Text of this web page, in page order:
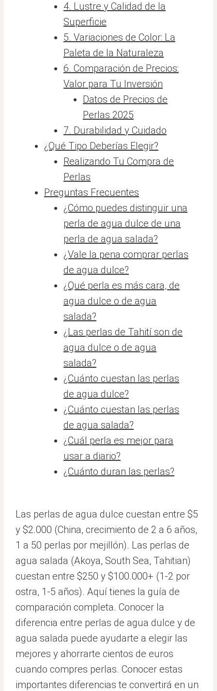
4. Lustre y Calidad de la
Superficie
5. Variaciones de Color: La
Paleta de la Naturaleza
6. Comparación de Precios:
Valor para Tu Inversión
Datos de Precios de
Perlas 2025
7. Durabilidad y Cuidado
¿Qué Tipo Deberías Elegir?
Realizando Tu Compra de
Perlas
Preguntas Frecuentes
¿Cómo puedes distinguir una
perla de agua dulce de una
perla de agua salada?
¿Vale la pena comprar perlas
de agua dulce?
¿Qué perla es más cara, de
agua dulce o de agua
salada?
¿Las perlas de Tahití son de
agua dulce o de agua
salada?
¿Cuánto cuestan las perlas
de agua dulce?
¿Cuánto cuestan las perlas
de agua salada?
¿Cuál perla es mejor para
usar a diario?
¿Cuánto duran las perlas?
Las perlas de agua dulce cuestan entre $5
y $2.000 (China, crecimiento de 2 a 6 años,
1 a 50 perlas por mejillón). Las perlas de
agua salada (Akoya, South Sea, Tahitian)
cuestan entre $250 y $100.000+ (1-2 por
ostra, 1-5 años). Aquí tienes la guía de
comparación completa. Conocer la
diferencia entre perlas de agua dulce y de
agua salada puede ayudarte a elegir las
mejores y ahorrarte cientos de euros
cuando compres perlas. Conocer estas
importantes diferencias te convertirá en un